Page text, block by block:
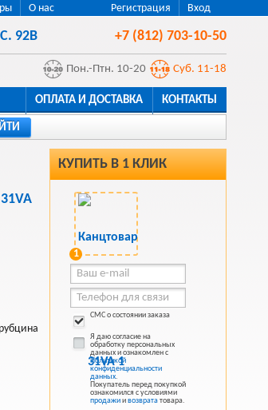
Регистрация Вход
О нас
92В +7 (812) 703-10-50
Пон.-Птн. 10-20 Суб. 11-18
ОПЛАТА И ДОСТАВКА КОНТАКТЫ
КУПИТЬ В 1 КЛИК
1
СМС о состоянии заказа
Я даю согласие на
обработку персональных
данных и ознакомлен с
Политикой
конфиденциальности
данных.
Покупатель перед покупкой
ознакомился с условиями
продажиивозврататовара.